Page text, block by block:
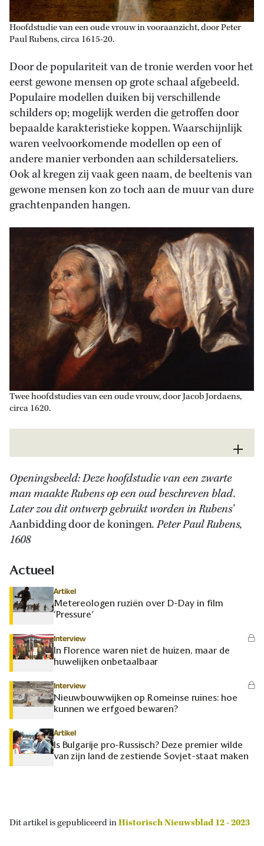
Hoofdstudie van een oude vrouw in vooraanzicht, door Peter
Paul Rubens, circa 1615-20.
Door de populariteit van de tronie werden voor het
eerst gewone mensen op grote schaal afgebeeld.
Populaire modellen duiken bij verschillende
schilders op; mogelijk werden die getroffen door
bepaalde karakteristieke koppen. Waarschijnlijk
waren veelvoorkomende modellen op een of
andere manier verbonden aan schildersateliers.
Ook al kregen zij vaak geen naam, de beeltenis van
gewone mensen kon zo toch aan de muur van dure
grachtenpanden hangen.
Twee hoofdstudies van een oude vrouw, door Jacob Jordaens,
circa 1620.
Openingsbeeld: Deze hoofdstudie van een zwarte
man maakte Rubens op een oud beschreven blad.
Later zou dit ontwerp gebruikt worden in Rubens’
Aanbidding door de koningen. Peter Paul Rubens,
1608
Actueel
Artikel
Metereologen ruziën over D-Day in film
‘Pressure’
Interview
In Florence waren niet de huizen, maar de
huwelijken onbetaalbaar
Interview
Nieuwbouwwijken op Romeinse ruïnes: hoe
kunnen we erfgoed bewaren?
Artikel
Is Bulgarije pro-Russisch? Deze premier wilde
van zijn land de zestiende Sovjet-staat maken
Dit artikel is gepubliceerd inHistorisch Nieuwsblad 12 - 2023